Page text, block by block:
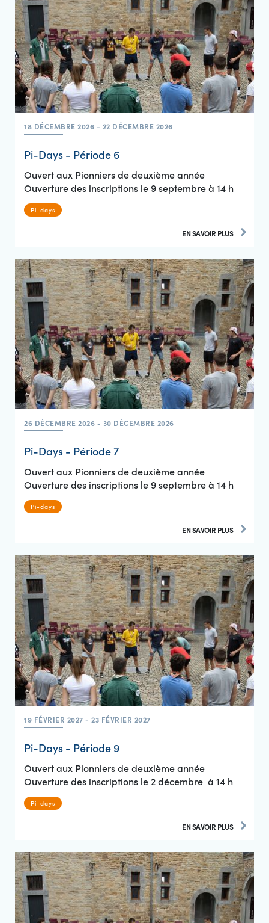
18 DÉCEMBRE 2026 - 22 DÉCEMBRE 2026
Pi-Days - Période 6
Ouvert aux Pionniers de deuxième année
Ouverture des inscriptions le 9 septembre à 14 h
Pi-days
EN SAVOIR PLUS
26 DÉCEMBRE 2026 - 30 DÉCEMBRE 2026
Pi-Days - Période 7
Ouvert aux Pionniers de deuxième année
Ouverture des inscriptions le 9 septembre à 14 h
Pi-days
EN SAVOIR PLUS
19 FÉVRIER 2027 - 23 FÉVRIER 2027
Pi-Days - Période 9
Ouvert aux Pionniers de deuxième année
Ouverture des inscriptions le 2 décembre à 14 h
Pi-days
EN SAVOIR PLUS